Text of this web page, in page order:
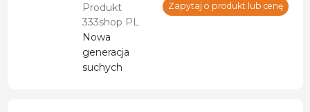
Produkt
333shop PL
Nowa
generacja
suchych
Zapytaj o produkt lub cenę